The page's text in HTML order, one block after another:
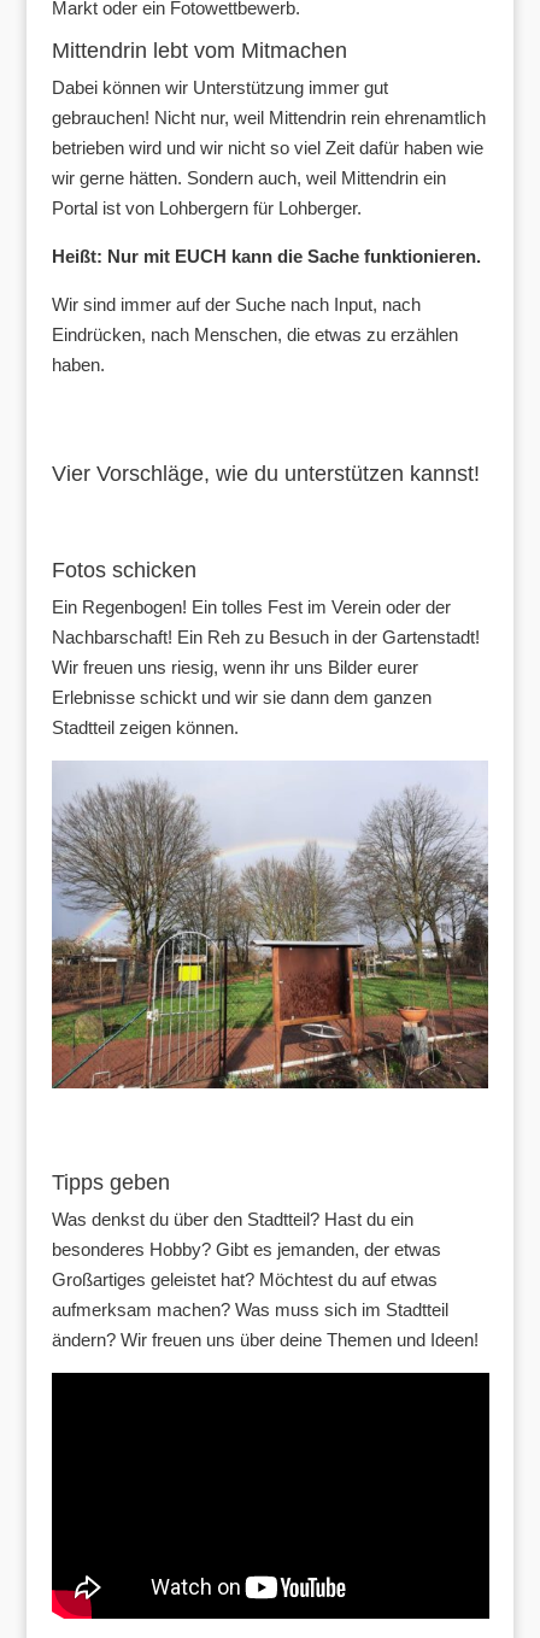
Markt oder ein Fotowettbewerb.
Mittendrin lebt vom Mitmachen
Dabei können wir Unterstützung immer gut
gebrauchen! Nicht nur, weil Mittendrin rein ehrenamtlich
betrieben wird und wir nicht so viel Zeit dafür haben wie
wir gerne hätten. Sondern auch, weil Mittendrin ein
Portal ist von Lohbergern für Lohberger.
Heißt: Nur mit EUCH kann die Sache funktionieren.
Wir sind immer auf der Suche nach Input, nach
Eindrücken, nach Menschen, die etwas zu erzählen
haben.
Vier Vorschläge, wie du unterstützen kannst!
Fotos schicken
Ein Regenbogen! Ein tolles Fest im Verein oder der
Nachbarschaft! Ein Reh zu Besuch in der Gartenstadt!
Wir freuen uns riesig, wenn ihr uns Bilder eurer
Erlebnisse schickt und wir sie dann dem ganzen
Stadtteil zeigen können.
Tipps geben
Was denkst du über den Stadtteil? Hast du ein
besonderes Hobby? Gibt es jemanden, der etwas
Großartiges geleistet hat? Möchtest du auf etwas
aufmerksam machen? Was muss sich im Stadtteil
ändern? Wir freuen uns über deine Themen und Ideen!